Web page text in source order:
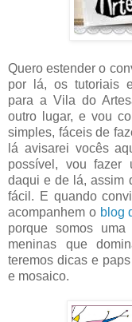
Quero estender o
por lá, os tutoriais
para a Vila do
outro lugar, e vou
simples, fáceis de
lá avisarei vocês
possível, vou fazer
daqui e de lá, assim
fácil. E quando
acompanhem o blog
porque somos
meninas que
teremos dicas e
e mosaico.